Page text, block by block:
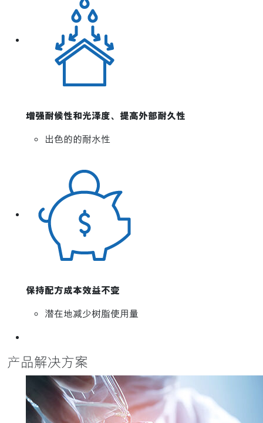
增强耐候性和光泽度、提高外部耐久性
出色的的耐水性
保持配方成本效益不变
潜在地减少树脂使用量
产品解决方案